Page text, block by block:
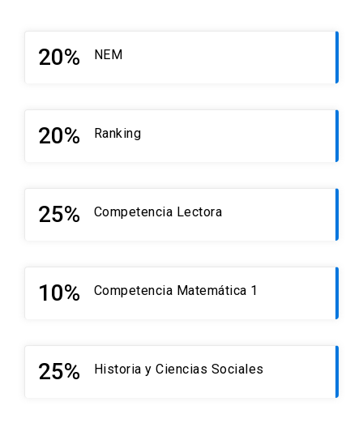
20% NEM
20% Ranking
25% Competencia Lectora
10% Competencia Matemática 1
25% Historia y Ciencias Sociales